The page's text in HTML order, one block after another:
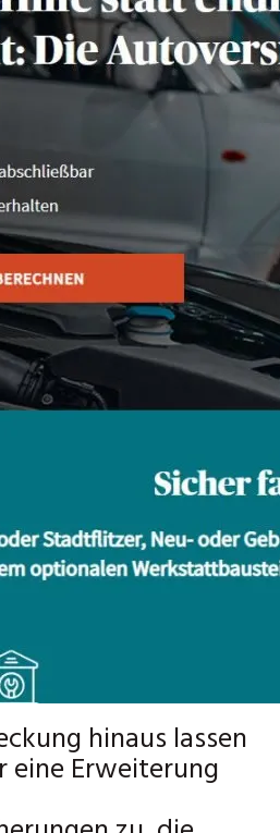
hinaus lassen
eine Erweiterung